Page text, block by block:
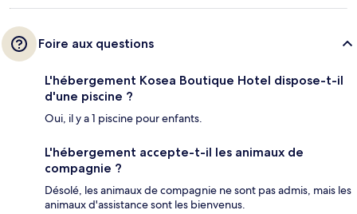
Foire aux questions
L'hébergement Kosea Boutique Hotel dispose-t-il
d'une piscine ?
Oui, il y a 1 piscine pour enfants.
L'hébergement accepte-t-il les animaux de
compagnie ?
Désolé, les animaux de compagnie ne sont pas admis, mais les
animaux d'assistance sont les bienvenus.